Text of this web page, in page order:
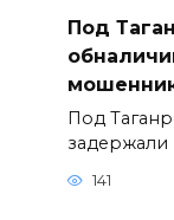
Под
Под
задержали
141